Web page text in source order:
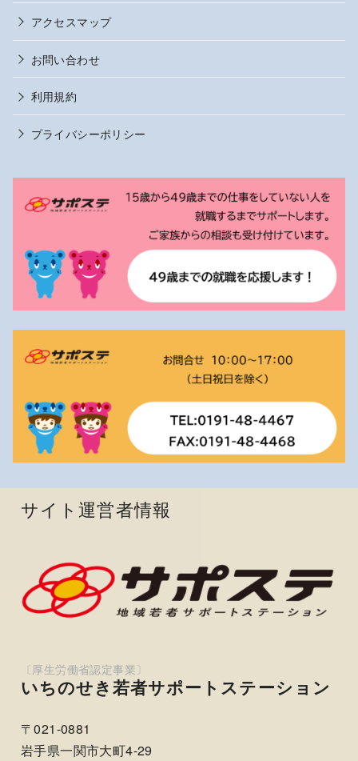
アクセスマップ
お問い合わせ
利用規約
プライバシーポリシー
サイト運営者情報
いちのせき若者サポートステーション
〒021-0881
岩手県一関市大町4-29